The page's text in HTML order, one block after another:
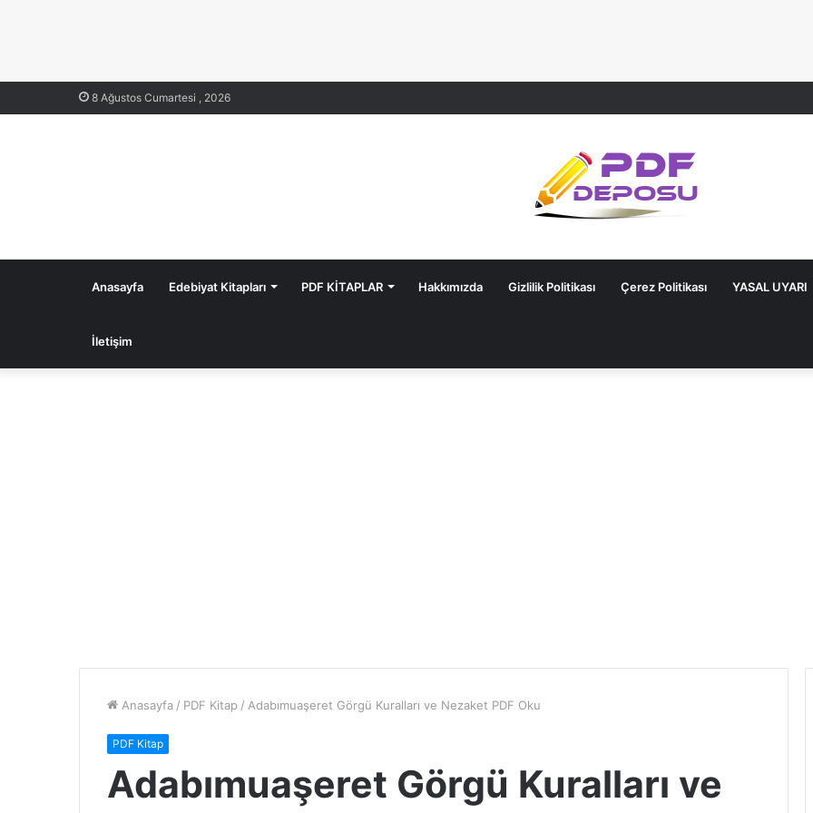
8 Ağustos Cumartesi , 2026
Anasayfa Edebiyat Kitapları PDF KİTAPLAR Hakkımızda Gizlilik Politikası Çerez Politikası YASAL UYARI
İletişim
Anasayfa / PDF Kitap / Adabımuaşeret Görgü Kuralları ve Nezaket PDF Oku
PDF Kitap
Adabımuaşeret Görgü Kuralları ve